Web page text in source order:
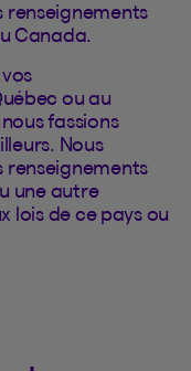
renseignements
Canada.
ou au
fassions
Nous
renseignements
une autre
lois de ce pays ou